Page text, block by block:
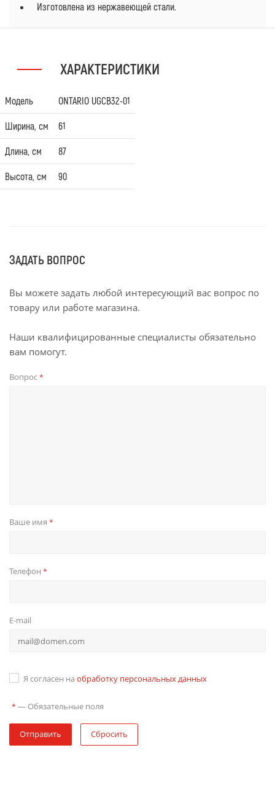
Изготовлена из нержавеющей стали.
ХАРАКТЕРИСТИКИ
Модель ONTARIO UGCB32-01
Ширина, см 61
Длина, см 87
Высота, см 90
ЗАДАТЬ ВОПРОС
Вы можете задать любой интересующий вас вопрос по
товару или работе магазина.
Наши квалифицированные специалисты обязательно
вам помогут.
Вопрос*
Ваше имя *
Телефон *
E-mail
Я согласен на обработку персональных данных
* — Обязательные поля
Отправить Сбросить